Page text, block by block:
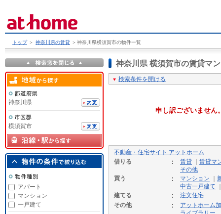
トップ ＞ 神奈川県の賃貸 ＞ 神奈川県横須賀市の物件一覧
神奈川県 横須賀市の賃貸マ
検索条件を開ける
申し訳ございません
不動産・住宅サイト アットホーム
借りる
賃貸
賃貸マ
その他
買う
マンション
中古一戸建て
建てる
注文住宅
その他
アットホーム
神奈川県
横須賀市
アパート
マンション
一戸建て